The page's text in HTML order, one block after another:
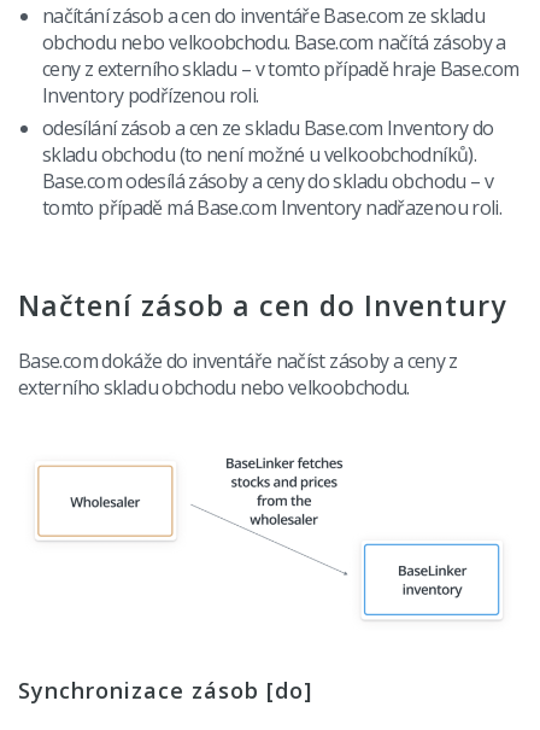
načítání zásob a cen do inventáře Base.com ze skladu
obchodu nebo velkoobchodu. Base.com načítá zásoby a
ceny z externího skladu – v tomto případě hraje Base.com
Inventory podřízenou roli.
odesílání zásob a cen ze skladu Base.com Inventory do
skladu obchodu (to není možné u velkoobchodníků).
Base.com odesílá zásoby a ceny do skladu obchodu – v
tomto případě má Base.com Inventory nadřazenou roli.
Načtení zásob a cen do Inventury
Base.com dokáže do inventáře načíst zásoby a ceny z
externího skladu obchodu nebo velkoobchodu.
Synchronizace zásob [do]